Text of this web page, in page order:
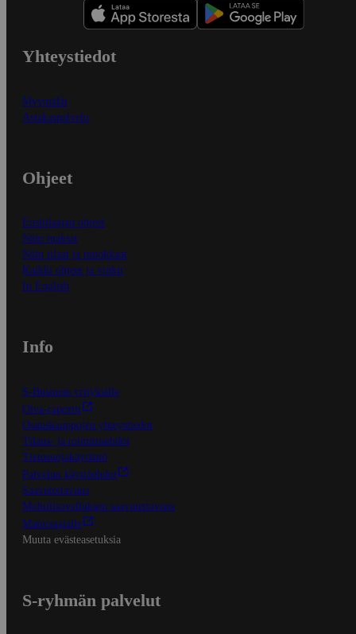
Yhteystiedot
Myymälät
Asiakaspalvelu
Ohjeet
Ensitilaajan ohjeet
Näin maksat
Näin tilaat ja muokkaat
Kaikki ohjeet ja vinkit
In English
Info
S-Business yrityksille
Oiva-raportit
Osuuskauppojen yhteystiedot
Tilaus- ja toimitusehdot
Tietosuojakäytäntö
Palvelun käyttöehdot
Saavutettavuus
Mobiilisovelluksen saavutettavuus
Mainostajalle
Muuta evästeasetuksia
S-ryhmän palvelut